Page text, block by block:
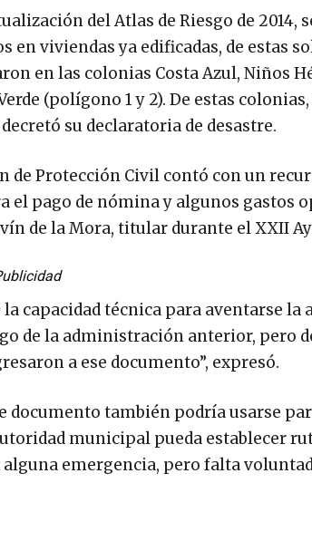
del Atlas de Riesgo de 2014,
viviendas ya edificadas, de estas
en las colonias Costa Azul, Niños
(polígono 1 y 2). De estas
su declaratoria de desastre.
Protección Civil contó con un
pago de nómina y algunos gastos
de la Mora, titular durante el XXII
capacidad técnica para aventarse la
de la administración anterior, pero
a ese documento”, expresó.
documento también podría usarse
municipal pueda establecer
emergencia, pero falta